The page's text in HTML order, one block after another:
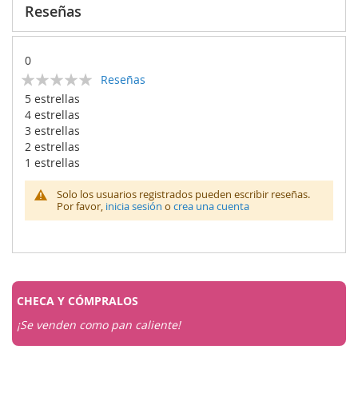
Reseñas
0
Calificación:
% of100
Reseñas
5 estrellas
4 estrellas
3 estrellas
2 estrellas
1 estrellas
Solo los usuarios registrados pueden escribir reseñas.
Por favor, inicia sesión o crea una cuenta
CHECA Y CÓMPRALOS
¡Se venden como pan caliente!